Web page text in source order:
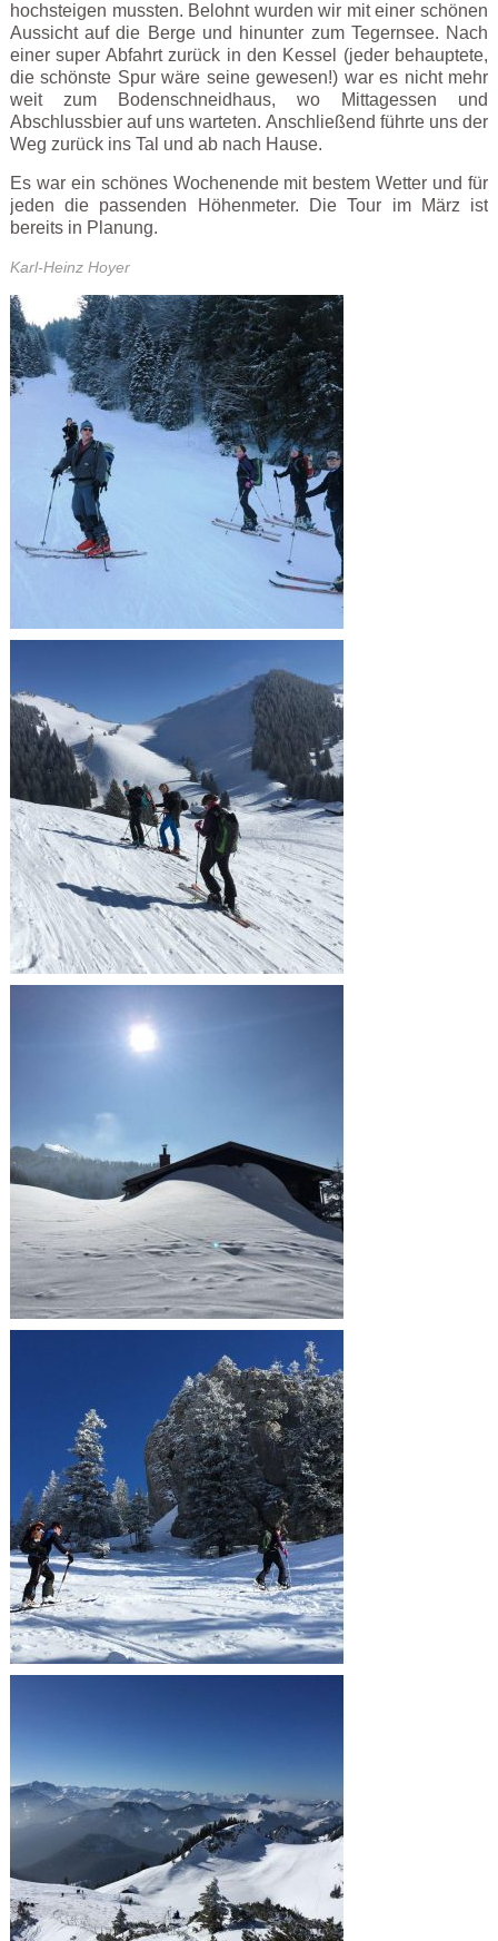
hochsteigen mussten. Belohnt wurden wir mit einer schönen
Aussicht auf die Berge und hinunter zum Tegernsee. Nach
einer super Abfahrt zurück in den Kessel (jeder behauptete,
die schönste Spur wäre seine gewesen!) war es nicht mehr
weit zum Bodenschneidhaus, wo Mittagessen und
Abschlussbier auf uns warteten. Anschließend führte uns der
Weg zurück ins Tal und ab nach Hause.
Es war ein schönes Wochenende mit bestem Wetter und für
jeden die passenden Höhenmeter. Die Tour im März ist
bereits in Planung.
Karl-Heinz Hoyer